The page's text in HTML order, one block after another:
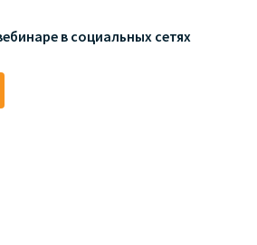
в социальных сетях